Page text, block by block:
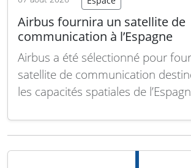
Airbus fournira un satellite de
communication à l’Espagne
Airbus a été sélectionné pour
satellite de communication
les capacités spatiales de
croissantes du pays en matière